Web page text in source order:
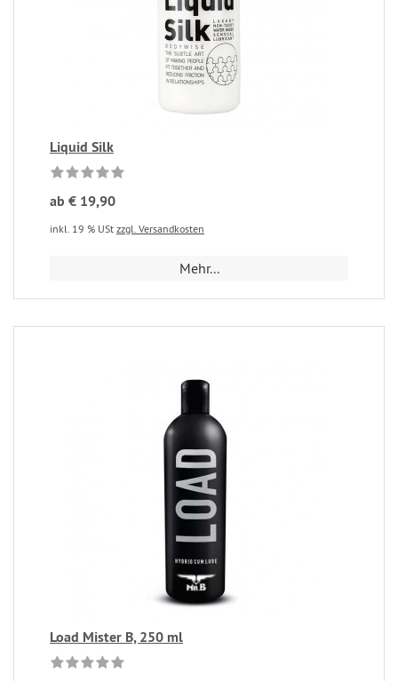
Liquid Silk
ab € 19,90
inkl. 19 % USt zzgl. Versandkosten
Mehr...
Load Mister B, 250 ml